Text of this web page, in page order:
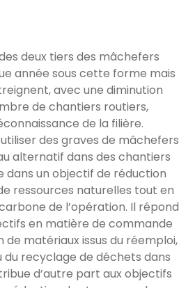
deux tiers des mâchefers
année sous cette forme mais
avec une diminution
de chantiers routiers,
de la filière.
des graves de mâchefers
alternatif dans des chantiers
dans un objectif de réduction
ressources naturelles tout en
de l’opération. Il répond
en matière de commande
de matériaux issus du réemploi,
du recyclage de déchets dans
d’autre part aux objectifs